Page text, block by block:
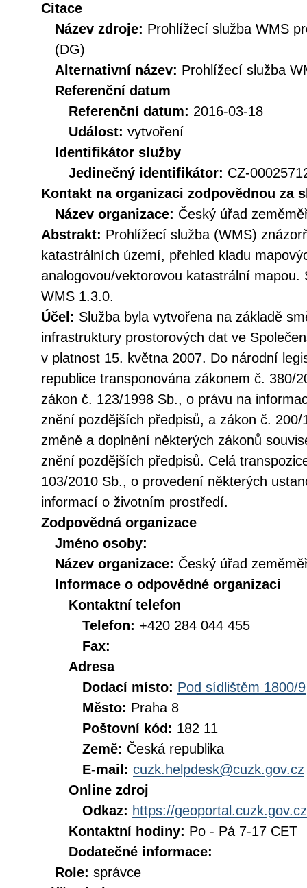
Citace
Název zdroje: Prohlížecí služba WMS
(DG)
Alternativní název: Prohlížecí služba
Referenční datum
Referenční datum: 2016-03-18
Událost: vytvoření
Identifikátor služby
Jedinečný identifikátor: CZ-
Kontakt na organizaci zodpovědnou za
Název organizace: Český úřad
Abstrakt: Prohlížecí služba (WMS)
katastrálních území, přehled kladu
analogovou/vektorovou katastrální mapou.
WMS 1.3.0.
Účel: Služba byla vytvořena na základě
infrastruktury prostorových dat ve
v platnost 15. května 2007. Do národní
republice transponována zákonem č. 380/
zákon č. 123/1998 Sb., o právu na
znění pozdějších předpisů, a zákon č.
změně a doplnění některých zákonů
znění pozdějších předpisů. Celá
103/2010 Sb., o provedení některých
informací o životním prostředí.
Zodpovědná organizace
Jméno osoby:
Název organizace: Český úřad
Informace o odpovědné organizaci
Kontaktní telefon
Telefon: +420 284 044 455
Fax:
Adresa
Dodací místo: Pod sídlištěm 1800/9
Město: Praha 8
Poštovní kód: 182 11
Země: Česká republika
E-mail: cuzk.helpdesk@cuzk.gov.cz
Online zdroj
Odkaz: https://geoportal.cuzk.gov.cz
Kontaktní hodiny: Po - Pá 7-17 CET
Dodatečné informace:
Role: správce